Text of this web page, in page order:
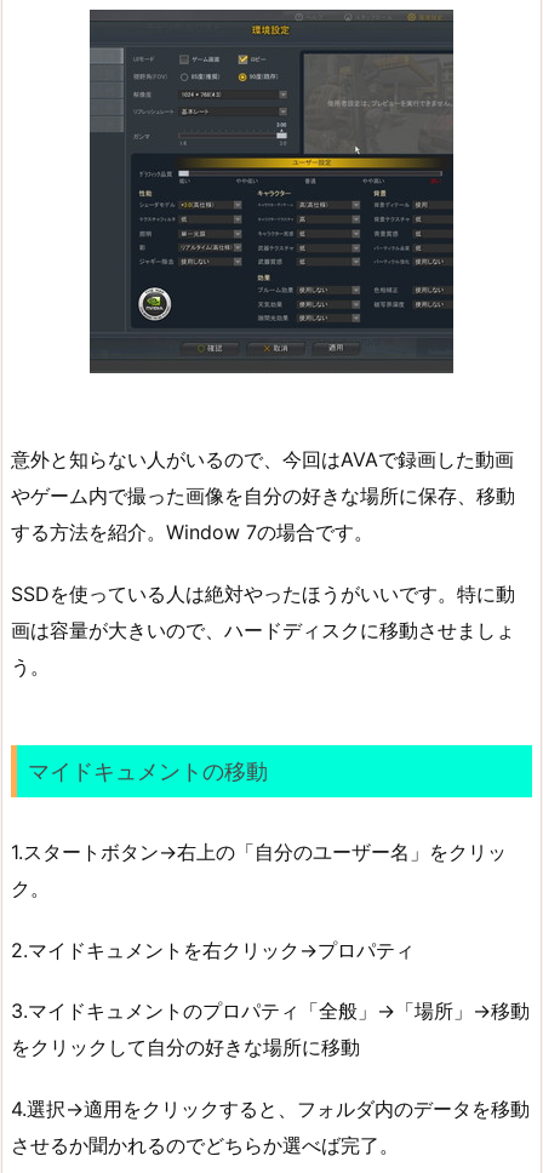
意外と知らない人がいるので、今回はAVAで録画した動画
やゲーム内で撮った画像を自分の好きな場所に保存、移動
する方法を紹介。Window 7の場合です。
SSDを使っている人は絶対やったほうがいいです。特に動
画は容量が大きいので、ハードディスクに移動させましょ
う。
マイドキュメントの移動
1.スタートボタン→右上の「自分のユーザー名」をクリッ
ク。
2.マイドキュメントを右クリック→プロパティ
3.マイドキュメントのプロパティ「全般」→「場所」→移動
をクリックして自分の好きな場所に移動
4.選択→適用をクリックすると、フォルダ内のデータを移動
させるか聞かれるのでどちらか選べば完了。